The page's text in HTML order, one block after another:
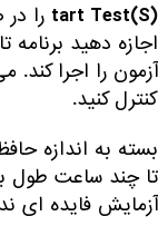
(S)tart Test
اجازه دهید برنامه
آزمون را اجرا کند.
کنترل کنید.
تا چند ساعت طول
آزمایش فایده ای